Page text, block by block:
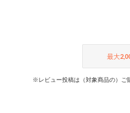
最大
※レビュー投稿は（対象商品の）ご